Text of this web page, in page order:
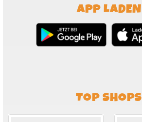
APP LADEN
TOP SHOPS